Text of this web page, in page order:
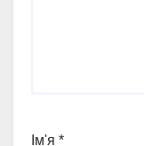
Ім'я *